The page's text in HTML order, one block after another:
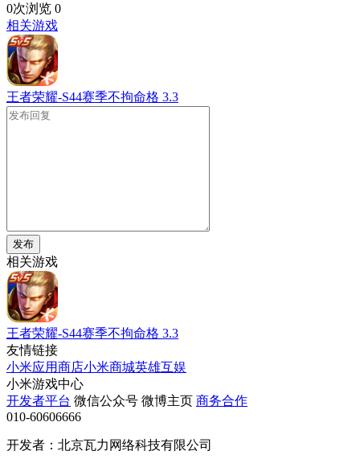
0次浏览 0
相关游戏
王者荣耀-S44赛季不拘命格 3.3
发布
相关游戏
王者荣耀-S44赛季不拘命格 3.3
友情链接
小米应用商店小米商城英雄互娱
小米游戏中心
开发者平台 微信公众号 微博主页 商务合作
010-60606666
开发者：北京瓦力网络科技有限公司